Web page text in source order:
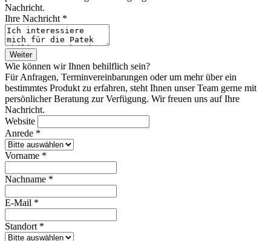
Nachricht.
Ihre Nachricht *
Weiter
Wie können wir Ihnen behilflich sein?
Für Anfragen, Terminvereinbarungen oder um mehr über ein
bestimmtes Produkt zu erfahren, steht Ihnen unser Team gerne mit
persönlicher Beratung zur Verfügung. Wir freuen uns auf Ihre
Nachricht.
Website
Anrede *
Vorname *
Nachname *
E-Mail *
Standort *